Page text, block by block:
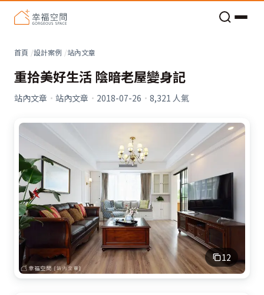
首頁 設計案例 站內文章
重拾美好生活 陰暗老屋變身記
站內文章 · 站內文章 · 2018-07-26 · 8,321 人氣
12